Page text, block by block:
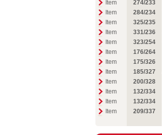
Item
274/233
Item
284/234
Item
325/235
Item
331/236
Item
323/254
Item
176/264
Item
175/326
Item
185/327
Item
200/328
Item
132/334
Item
132/334
Item
209/337